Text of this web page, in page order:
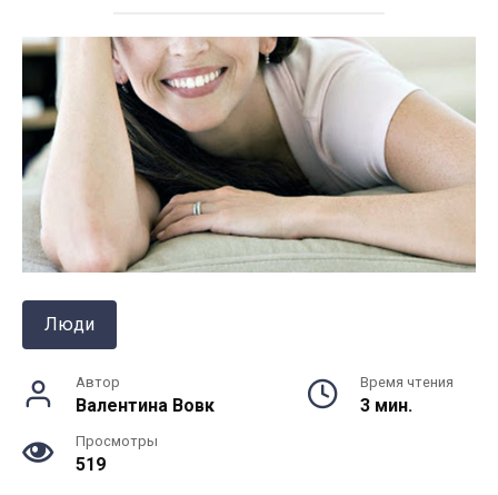
Люди
Автор
Валентина Вовк
Время чтения
3 мин.
Просмотры
519